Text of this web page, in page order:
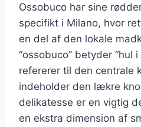
Ossobuco har sine
specifikt i Milano, hvor
en del af den lokale
“ossobuco” betyder “hul
refererer til den centrale
indeholder den lækre
delikatesse er en vigtig
en ekstra dimension af